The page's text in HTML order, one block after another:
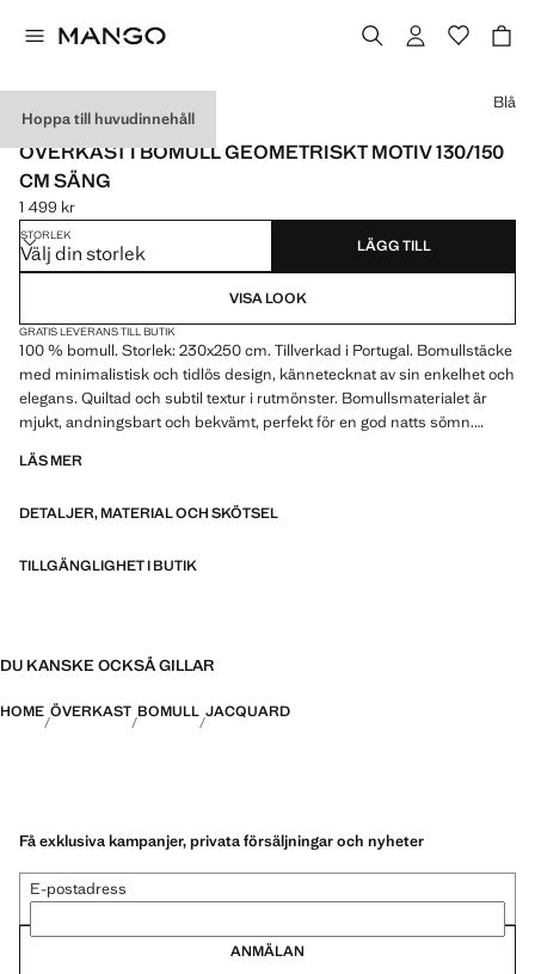
Hoppa till huvudinnehåll
MADE IN PORTUGAL
ÖVERKAST I BOMULL GEOMETRISKT MOTIV 130/150
CM SÄNG
Gällande pris [1 499 kr ]
1 499 kr
Välj en färg
Blå
STORLEK
Välj din storlek LÄGG TILL
VISA LOOK
GRATIS LEVERANS TILL BUTIK
100 % bomull. Storlek: 230x250 cm. Tillverkad i Portugal. Bomullstäcke
med minimalistisk och tidlös design, kännetecknat av sin enkelhet och
elegans. Quiltad och subtil textur i rutmönster. Bomullsmaterialet är
mjukt, andningsbart och bekvämt, perfekt för en god natts sömn.
LÄS MER
DETALJER, MATERIAL OCH SKÖTSEL
TILLGÄNGLIGHET I BUTIK
DU KANSKE OCKSÅ GILLAR
HOME ÖVERKAST BOMULL JACQUARD
Få exklusiva kampanjer, privata försäljningar och nyheter
E-postadress
ANMÄLAN